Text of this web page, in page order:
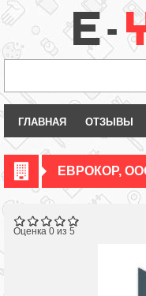
ГЛАВНАЯ ОТЗЫВЫ
ЕВРОКОР,
Оценка 0 из 5